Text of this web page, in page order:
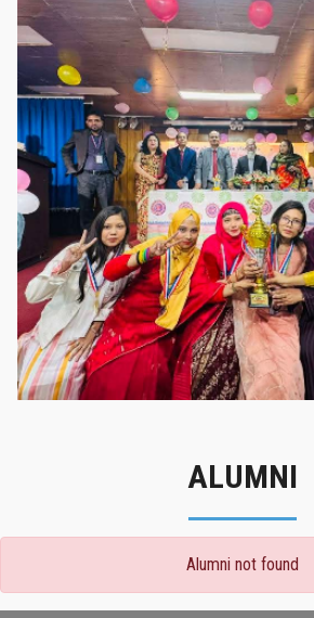
গৌরবের মুহূর্ত
গৌরবের মুহূর্ত
ALUMNI
Alumni not found